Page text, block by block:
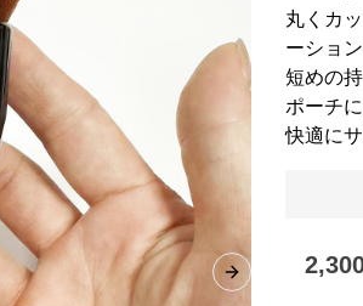
Next slide
丸くカ
ーショ
短めの
ポーチ
快適に